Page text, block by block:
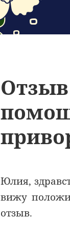
Юлия,
вижу
отзыв.